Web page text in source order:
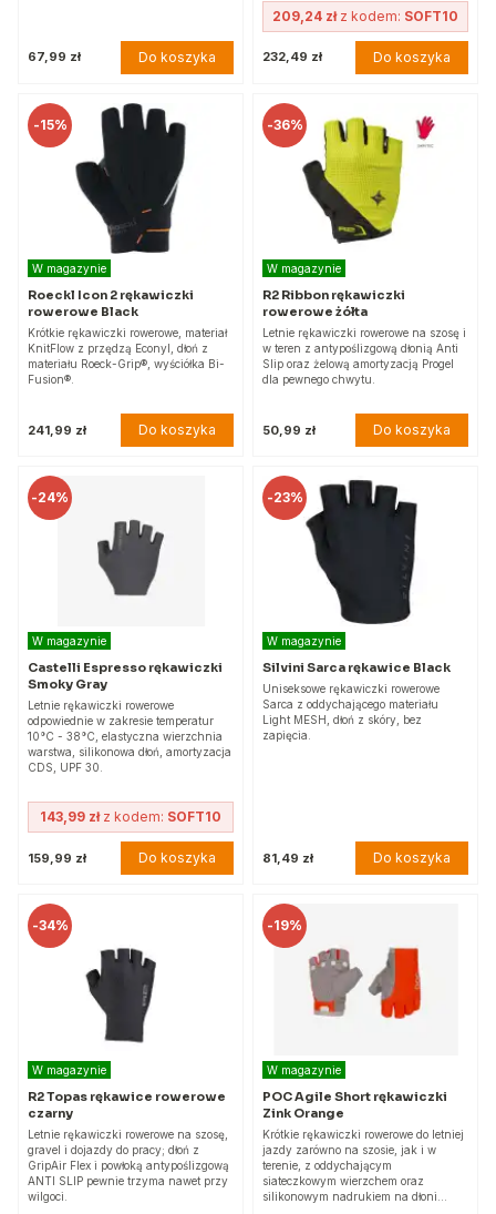
67,99 zł Do koszyka
209,24 złz kodem: SOFT10
232,49 zł Do koszyka
-15%
W magazynie
Roeckl Icon 2 rękawiczki
rowerowe Black
Krótkie rękawiczki rowerowe, materiał
KnitFlow z przędzą Econyl, dłoń z
materiału Roeck-Grip®, wyściółka Bi-
Fusion®.
241,99 zł Do koszyka
-36%
W magazynie
R2 Ribbon rękawiczki
rowerowe żółta
Letnie rękawiczki rowerowe na szosę i
w teren z antypoślizgową dłonią Anti
Slip oraz żelową amortyzacją Progel
dla pewnego chwytu.
50,99 zł Do koszyka
-24%
W magazynie
Castelli Espresso rękawiczki
Smoky Gray
Letnie rękawiczki rowerowe
odpowiednie w zakresie temperatur
10°C - 38°C, elastyczna wierzchnia
warstwa, silikonowa dłoń, amortyzacja
CDS, UPF 30.
143,99 złz kodem: SOFT10
159,99 zł Do koszyka
-23%
W magazynie
Silvini Sarca rękawice Black
Uniseksowe rękawiczki rowerowe
Sarca z oddychającego materiału
Light MESH, dłoń z skóry, bez
zapięcia.
81,49 zł Do koszyka
-34%
W magazynie
R2 Topas rękawice rowerowe
czarny
Letnie rękawiczki rowerowe na szosę,
gravel i dojazdy do pracy; dłoń z
GripAir Flex i powłoką antypoślizgową
ANTI SLIP pewnie trzyma nawet przy
wilgoci.
-19%
W magazynie
POC Agile Short rękawiczki
Zink Orange
Krótkie rękawiczki rowerowe do letniej
jazdy zarówno na szosie, jak i w
terenie, z oddychającym
siateczkowym wierzchem oraz
silikonowym nadrukiem na dłoni…